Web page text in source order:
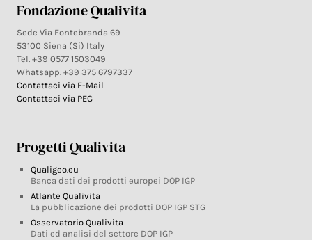
Fondazione Qualivita
Sede Via Fontebranda 69
53100 Siena (Si) Italy
Tel. +39 0577 1503049
Whatsapp. +39 375 6797337
Contattaci via E-Mail
Contattaci via PEC
Progetti Qualivita
Qualigeo.eu
Banca dati dei prodotti europei DOP IGP
Atlante Qualivita
La pubblicazione dei prodotti DOP IGP STG
Osservatorio Qualivita
Dati ed analisi del settore DOP IGP